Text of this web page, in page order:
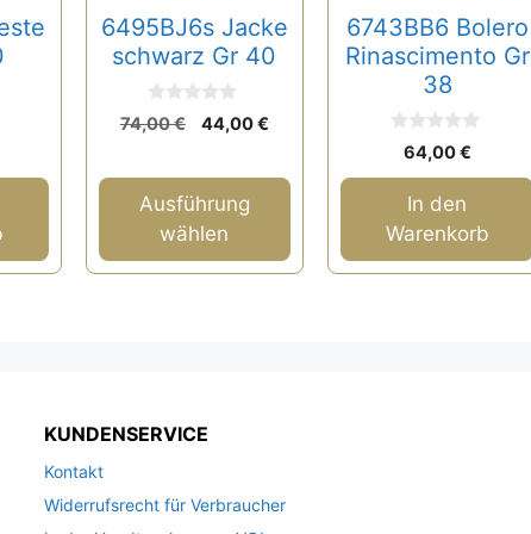
6495BJ6s Jacke
schwarz Gr 40
0
v
5
74,00€
Ursprünglicher
war:
74,00 €
44,00€Aktueller
ist:
Ausführung
wählen
auf
der
gewählt
werden
6743BB6 Bolero
Rinascimento Gr
38
o
64,00€
In den
Warenkorb
KUNDENSERVICE
Kontakt
Widerrufsrecht für Verbraucher